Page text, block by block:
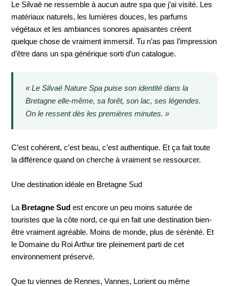
Le Silvaë ne ressemble à aucun autre spa que j’ai visité. Les
matériaux naturels, les lumières douces, les parfums
végétaux et les ambiances sonores apaisantes créent
quelque chose de vraiment immersif. Tu n’as pas l’impression
d’être dans un spa générique sorti d’un catalogue.
« Le Silvaë Nature Spa puise son identité dans la
Bretagne elle-même, sa forêt, son lac, ses légendes.
On le ressent dès les premières minutes. »
C’est cohérent, c’est beau, c’est authentique. Et ça fait toute
la différence quand on cherche à vraiment se ressourcer.
Une destination idéale en Bretagne Sud
La Bretagne Sud est encore un peu moins saturée de
touristes que la côte nord, ce qui en fait une destination bien-
être vraiment agréable. Moins de monde, plus de sérénité. Et
le Domaine du Roi Arthur tire pleinement parti de cet
environnement préservé.
Que tu viennes de Rennes, Vannes, Lorient ou même